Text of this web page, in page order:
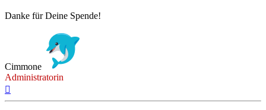
Danke für Deine Spende!
Cimmone
Administratorin